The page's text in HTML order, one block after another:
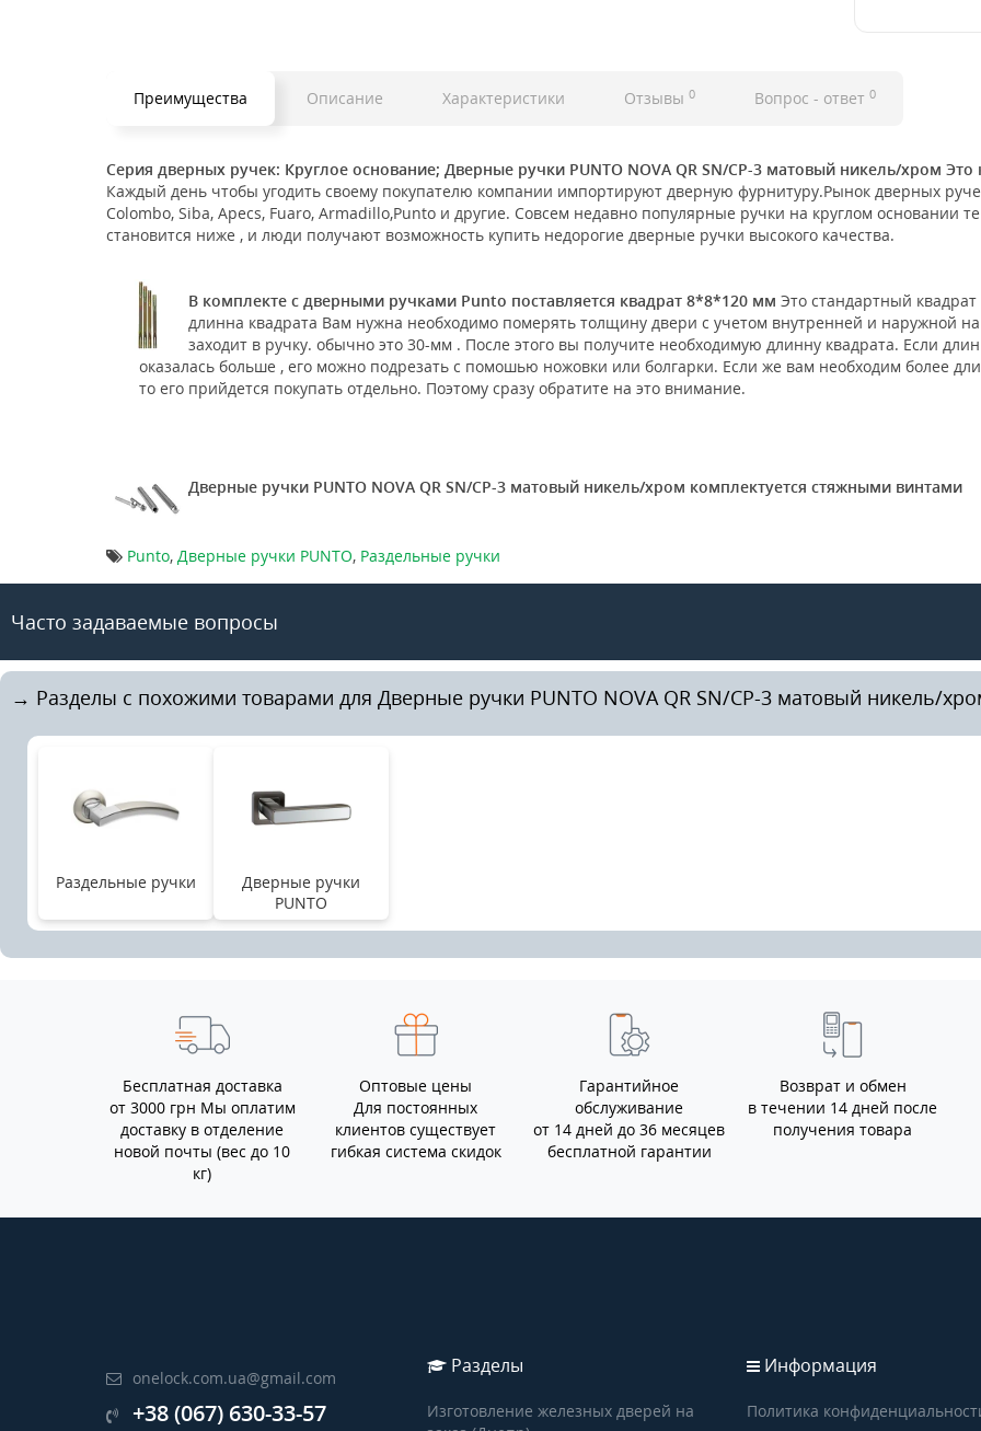
Преимущества Описание Характеристики Отзывы 0 Вопрос - ответ 0
Серия дверных ручек: Круглое основание; Дверные ручки PUNTO NOVA QR SN/CP-3 матовый никель/хром
Каждый день чтобы угодить своему покупателю компании импортируют дверную фурнитуру.Рынок дверных
Colombo, Siba, Apecs, Fuaro, Armadillo,Punto и другие. Совсем недавно популярные ручки на круглом основании
становится ниже , и люди получают возможность купить недорогие дверные ручки высокого качества.
В комплекте с дверными ручками Punto поставляется квадрат 8*8*120 мм Это стандартный
длинна квадрата Вам нужна необходимо померять толщину двери с учетом внутренней и наружной
заходит в ручку. обычно это 30-мм . После этого вы получите необходимую длинну квадрата. Если
оказалась больше , его можно подрезать с помошью ножовки или болгарки. Если же вам необходим более
то его прийдется покупать отдельно. Поэтому сразу обратите на это внимание.
Дверные ручки PUNTO NOVA QR SN/CP-3 матовый никель/хром комплектуется стяжными винтами
Punto, Дверные ручки PUNTO, Раздельные ручки
Часто задаваемые вопросы
→ Разделы с похожими товарами для Дверные ручки PUNTO NOVA QR SN/CP-3 матовый никель/
Раздельные ручки
Дверные ручки
PUNTO
Бесплатная доставка
от 3000 грн Мы оплатим
доставку в отделение
новой почты (вес до 10
кг)
Оптовые цены
Для постоянных
клиентов существует
гибкая система скидок
Гарантийное
обслуживание
от 14 дней до 36 месяцев
бесплатной гарантии
Возврат и обмен
в течении 14 дней после
получения товара
onelock.com.ua@gmail.com
+38 (067) 630-33-57
Разделы
Изготовление железных дверей на
Информация
Политика